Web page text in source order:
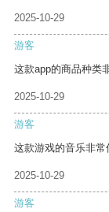
2025-10-29
游客
这款app的商品种类
2025-10-29
游客
这款游戏的音乐非常
2025-10-29
游客